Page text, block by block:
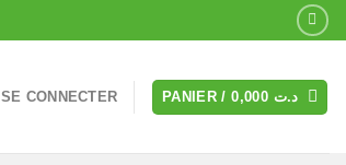
SE CONNECTER PANIER / د.ت